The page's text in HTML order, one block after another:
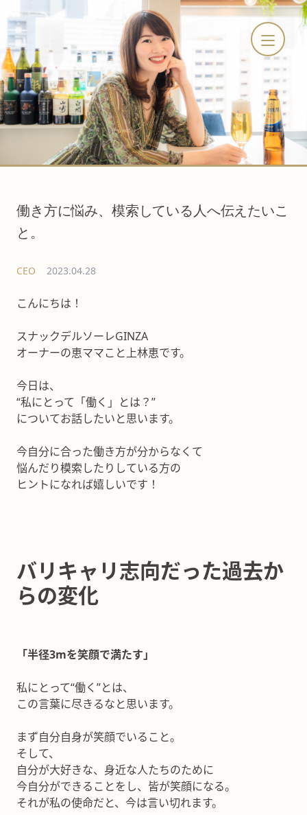
働き方に悩み、模索している人へ伝えたいこ
と。
CEO 2023.04.28
こんにちは！
スナックデルソーレGINZA
オーナーの恵ママこと上林恵です。
今日は、
“私にとって「働く」とは？”
についてお話したいと思います。
今自分に合った働き方が分からなくて
悩んだり模索したりしている方の
ヒントになれば嬉しいです！
バリキャリ志向だった過去か
らの変化
「半径3mを笑顔で満たす」
私にとって“働く”とは、
この言葉に尽きるなと思います。
まず自分自身が笑顔でいること。
そして、
自分が大好きな、身近な人たちのために
今自分ができることをし、皆が笑顔になる。
それが私の使命だと、今は言い切れます。